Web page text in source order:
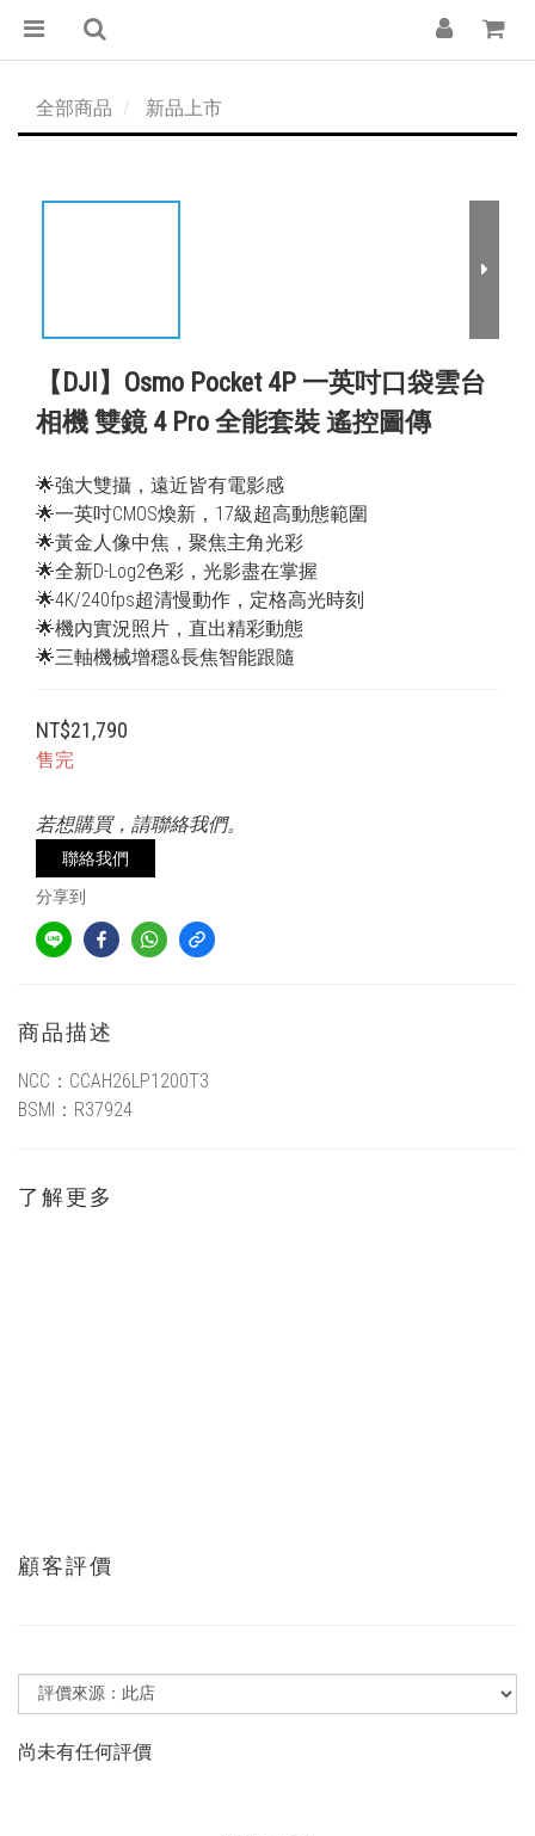
全部商品 新品上市
【DJI】Osmo Pocket 4P 一英吋口袋雲台
相機 雙鏡 4 Pro 全能套裝 遙控圖傳
🌟強大雙攝，遠近皆有電影感
🌟一英吋CMOS煥新，17級超高動態範圍
🌟黃金人像中焦，聚焦主角光彩
🌟全新D-Log2色彩，光影盡在掌握
🌟4K/240fps超清慢動作，定格高光時刻
🌟機內實況照片，直出精彩動態
🌟三軸機械增穩&長焦智能跟隨
NT$21,790
售完
若想購買，請聯絡我們。
聯絡我們
分享到
商品描述
NCC： CCAH26LP1200T3
BSMI： R37924
了解更多
顧客評價
尚未有任何評價